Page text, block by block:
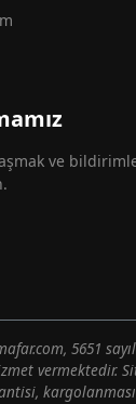
ve
5651
vermektedir.